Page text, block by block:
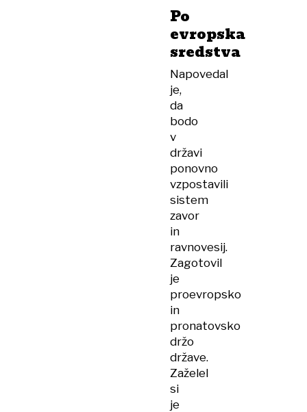
Po
evropska
sredstva
Napovedal
je,
da
bodo
v
državi
ponovno
vzpostavili
sistem
zavor
in
ravnovesij.
Zagotovil
je
proevropsko
in
pronatovsko
držo
države.
Zaželel
si
je